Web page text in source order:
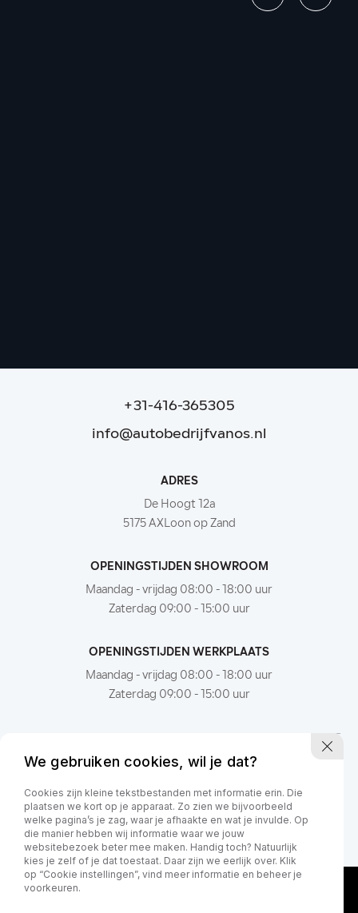
+31-416-365305
info@autobedrijfvanos.nl
ADRES
De Hoogt 12a
5175 AXLoon op Zand
OPENINGSTIJDEN SHOWROOM
Maandag - vrijdag 08:00 - 18:00 uur
Zaterdag 09:00 - 15:00 uur
OPENINGSTIJDEN WERKPLAATS
Maandag - vrijdag 08:00 - 18:00 uur
Zaterdag 09:00 - 15:00 uur
We gebruiken cookies, wil je dat?
Cookies zijn kleine tekstbestanden met informatie erin. Die
plaatsen we kort op je apparaat. Zo zien we bijvoorbeeld
welke pagina’s je zag, waar je afhaakte en wat je invulde. Op
die manier hebben wij informatie waar we jouw
websitebezoek beter mee maken. Handig toch? Natuurlijk
kies je zelf of je dat toestaat. Daar zijn we eerlijk over. Klik
op “Cookie instellingen”, vind meer informatie en beheer je
voorkeuren.